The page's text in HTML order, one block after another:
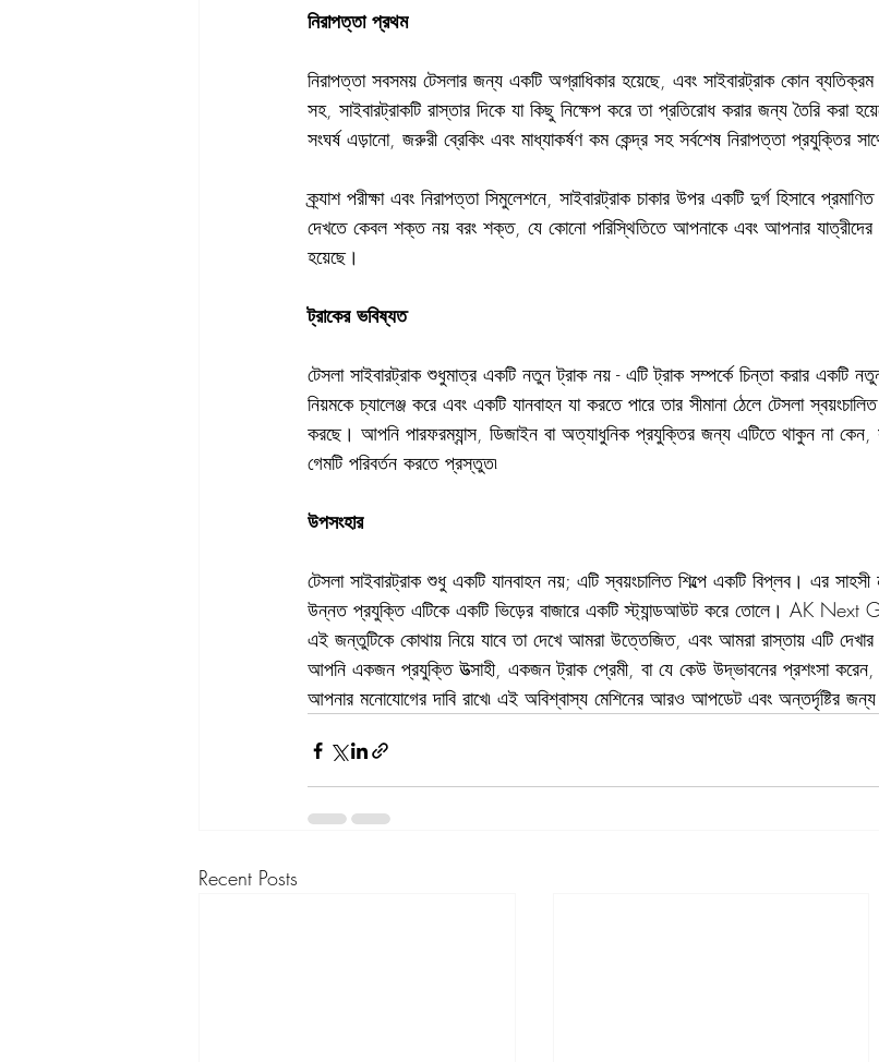
নিরাপত্তা প্রথম
নিরাপত্তা সবসময় টেসলার জন্য একটি অগ্রাধিকার হয়েছে, এবং সাইবারট্রাক কোন
সহ, সাইবারট্রাকটি রাস্তার দিকে যা কিছু নিক্ষেপ করে তা প্রতিরোধ করার জন্য তৈরি করা
সংঘর্ষ এড়ানো, জরুরী ব্রেকিং এবং মাধ্যাকর্ষণ কম কেন্দ্র সহ সর্বশেষ নিরাপত্তা প্রযুক্তির
ক্র্যাশ পরীক্ষা এবং নিরাপত্তা সিমুলেশনে, সাইবারট্রাক চাকার উপর একটি দুর্গ হিসাবে
দেখতে কেবল শক্ত নয় বরং শক্ত, যে কোনো পরিস্থিতিতে আপনাকে এবং আপনার যাত্রীদের
হয়েছে।
ট্রাকের ভবিষ্যত
টেসলা সাইবারট্রাক শুধুমাত্র একটি নতুন ট্রাক নয় - এটি ট্রাক সম্পর্কে চিন্তা করার একটি
নিয়মকে চ্যালেঞ্জ করে এবং একটি যানবাহন যা করতে পারে তার সীমানা ঠেলে টেসলা
করছে। আপনি পারফরম্যান্স, ডিজাইন বা অত্যাধুনিক প্রযুক্তির জন্য এটিতে থাকুন না কেন,
গেমটি পরিবর্তন করতে প্রস্তুত৷
উপসংহার
টেসলা সাইবারট্রাক শুধু একটি যানবাহন নয়; এটি স্বয়ংচালিত শিল্পে একটি বিপ্লব। এর
উন্নত প্রযুক্তি এটিকে একটি ভিড়ের বাজারে একটি স্ট্যান্ডআউট করে তোলে। AK Next
এই জন্তুটিকে কোথায় নিয়ে যাবে তা দেখে আমরা উত্তেজিত, এবং আমরা রাস্তায় এটি
আপনি একজন প্রযুক্তি উত্সাহী, একজন ট্রাক প্রেমী, বা যে কেউ উদ্ভাবনের প্রশংসা করেন,
আপনার মনোযোগের দাবি রাখে৷ এই অবিশ্বাস্য মেশিনের আরও আপডেট এবং অন্তর্দৃষ্টির
Recent Posts